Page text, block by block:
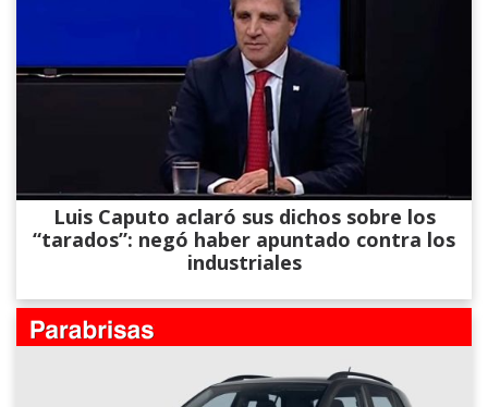
Luis Caputo aclaró sus dichos sobre los
“tarados”: negó haber apuntado contra los
industriales